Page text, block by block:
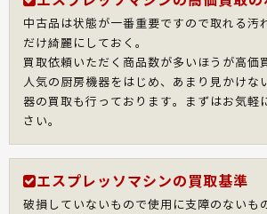
中古品は状態が一番重要ですので取れる汚
だけ綺麗にしておく。
買取依頼いただく商品数が多いほうが高価
人気の厨房機器をはじめ、あまり見かけな
器の買取も行っております。まずはお気軽
さい。
エスプレッソマシンの買取基準
破損していないもので使用に支障のないも